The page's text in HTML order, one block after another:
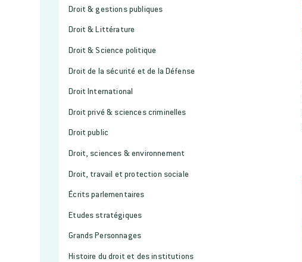
Droit & gestions publiques
Droit & Littérature
Droit & Science politique
Droit de la sécurité et de la Défense
Droit International
Droit privé & sciences criminelles
Droit public
Droit, sciences & environnement
Droit, travail et protection sociale
Écrits parlementaires
Etudes stratégiques
Grands Personnages
Histoire du droit et des institutions